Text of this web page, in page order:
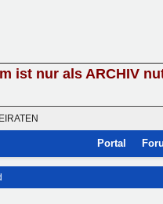
ist nur als ARCHIV
Portal